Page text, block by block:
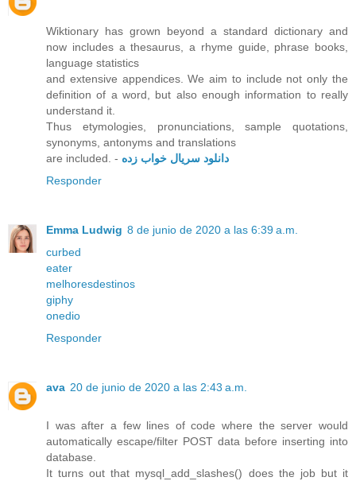
Wiktionary has grown beyond a standard dictionary and
now includes a thesaurus, a rhyme guide, phrase books,
language statistics
and extensive appendices. We aim to include not only the
definition of a word, but also enough information to really
understand it.
Thus etymologies, pronunciations, sample quotations,
synonyms, antonyms and translations
are included. - دانلود سریال خواب زده
Responder
Emma Ludwig 8 de junio de 2020 a las 6:39 a.m.
curbed
eater
melhoresdestinos
giphy
onedio
Responder
ava 20 de junio de 2020 a las 2:43 a.m.
I was after a few lines of code where the server would
automatically escape/filter POST data before inserting into
database.
It turns out that mysql_add_slashes() does the job but it